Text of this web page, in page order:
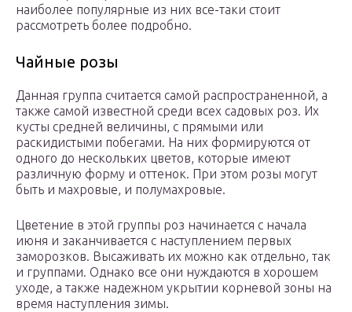
наиболее популярные из них все-таки стоит
рассмотреть более подробно.
Чайные розы
Данная группа считается самой распространенной, а
также самой известной среди всех садовых роз. Их
кусты средней величины, с прямыми или
раскидистыми побегами. На них формируются от
одного до нескольких цветов, которые имеют
различную форму и оттенок. При этом розы могут
быть и махровые, и полумахровые.
Цветение в этой группы роз начинается с начала
июня и заканчивается с наступлением первых
заморозков. Высаживать их можно как отдельно, так
и группами. Однако все они нуждаются в хорошем
уходе, а также надежном укрытии корневой зоны на
время наступления зимы.